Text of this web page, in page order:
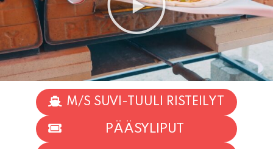
M/S SUVI-TUULI RISTEILYT
PÄÄSYLIPUT